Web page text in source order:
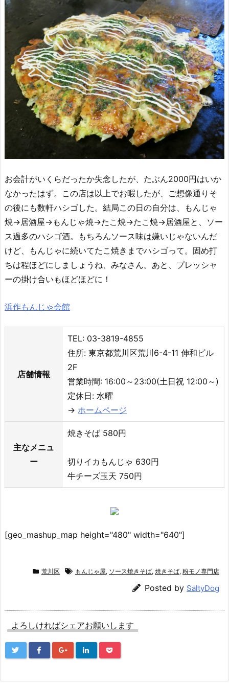
お会計がいくらだったか失念したが、たぶん2000円はいか
なかったはず。この店は以上でお暇したが、ご想像通りそ
の後にも数軒ハシゴした。結局この日の自分は、もんじゃ
焼→居酒屋→もんじゃ焼→たこ焼→たこ焼→居酒屋と、ソー
ス過多のハシゴ酒。もちろんソース味は嫌いじゃないんだ
けど、もんじゃに続いてたこ焼きまでハシゴって。固め打
ちは程ほどにしましょうね、みなさん。あと、プレッシャ
ーの掛け合いもほどほどに！
浜作もんじゃ会館
店舗情報
TEL: 03-3819-4855
住所: 東京都荒川区荒川6-4-11 伸和ビル
2F
営業時間: 16:00～23:00(土日祝 12:00～)
定休日: 水曜
→ ホームページ
主なメニュ
ー
焼きそば 580円
切りイカもんじゃ 630円
牛チーズ玉天 750円
[geo_mashup_map height="480" width="640"]
荒川区 もんじゃ屋, ソース焼きそば, 焼きそば, 粉モノ専門店
Posted by SaltyDog
よろしければシェアお願いします